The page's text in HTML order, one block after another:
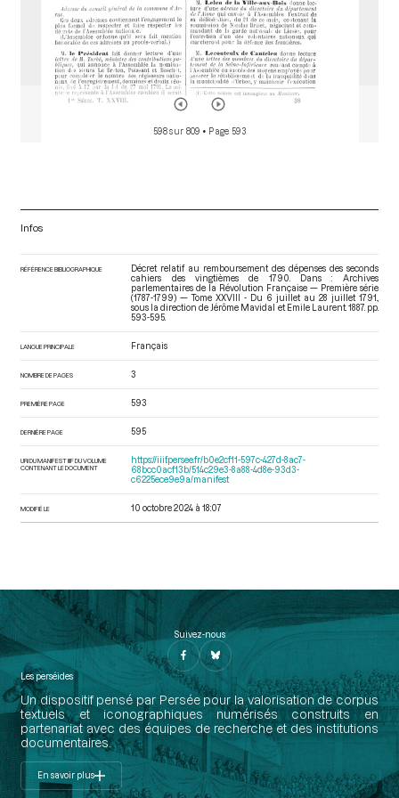
598 sur 809 • Page 593
Infos
RÉFÉRENCE BIBLIOGRAPHIQUE
Décret relatif au remboursement des dépenses des seconds
cahiers des vingtièmes de 1790. Dans : Archives
parlementaires de la Révolution Française — Première série
(1787-1799) — Tome XXVIII - Du 6 juillet au 28 juillet 1791.
sous la direction de Jérôme Mavidal et Emile Laurent. 1887. pp.
593-595.
LANGUE PRINCIPALE Français
NOMBRE DE PAGES 3
PREMIÈRE PAGE 593
DERNIÈRE PAGE 595
URI DU MANIFEST IIIF DU VOLUME
CONTENANT LE DOCUMENT
https://iiif.persee.fr/b0e2cf11-597c-427d-8ac7-
68bcc0acf13b/514c29e3-8a88-4d8e-93d3-
c6225ece9e9a/manifest
MODIFIÉ LE 10 octobre 2024 à 18:07
Suivez-nous
Les perséides
Un dispositif pensé par Persée pour la valorisation de corpus
textuels et iconographiques numérisés construits en
partenariat avec des équipes de recherche et des institutions
documentaires.
En savoir plus